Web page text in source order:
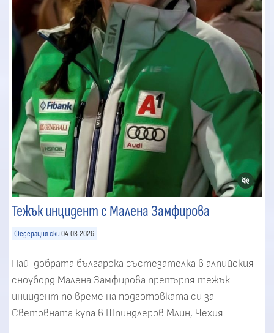
Тежък инцидент с Малена Замфирова
Федерация ски 04.03.2026
Най-добрата българска състезателка в алпийския
сноуборд Малена Замфирова претърпя тежък
инцидент по време на подготовката си за
Световната купа в Шпиндлеров Млин, Чехия.